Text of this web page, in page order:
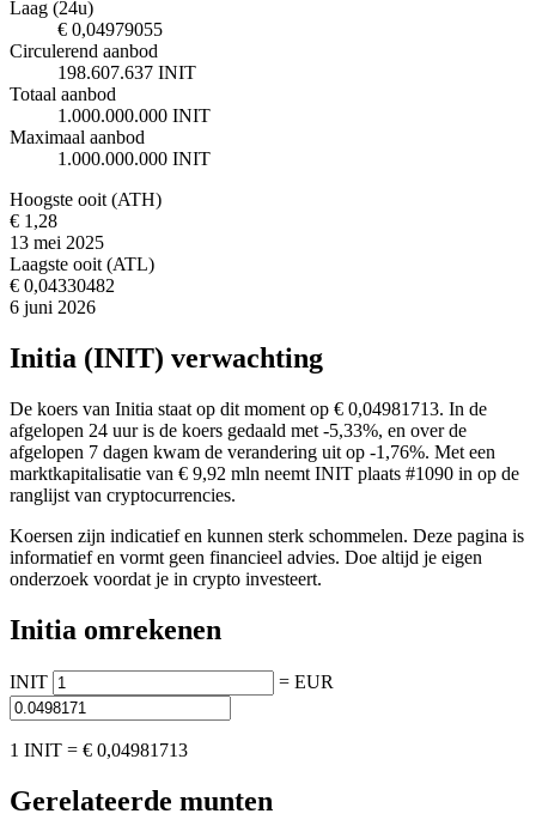
Laag (24u)
€ 0,04979055
Circulerend aanbod
198.607.637 INIT
Totaal aanbod
1.000.000.000 INIT
Maximaal aanbod
1.000.000.000 INIT
Hoogste ooit (ATH)
€ 1,28
13 mei 2025
Laagste ooit (ATL)
€ 0,04330482
6 juni 2026
Initia (INIT) verwachting
De koers van Initia staat op dit moment op € 0,04981713. In de
afgelopen 24 uur is de koers gedaald met -5,33%, en over de
afgelopen 7 dagen kwam de verandering uit op -1,76%. Met een
marktkapitalisatie van € 9,92 mln neemt INIT plaats #1090 in op de
ranglijst van cryptocurrencies.
Koersen zijn indicatief en kunnen sterk schommelen. Deze pagina is
informatief en vormt geen financieel advies. Doe altijd je eigen
onderzoek voordat je in crypto investeert.
Initia omrekenen
INIT = EUR
1 INIT = € 0,04981713
Gerelateerde munten